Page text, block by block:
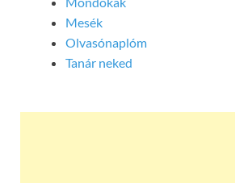
Mesék
Olvasónaplóm
Tanár neked